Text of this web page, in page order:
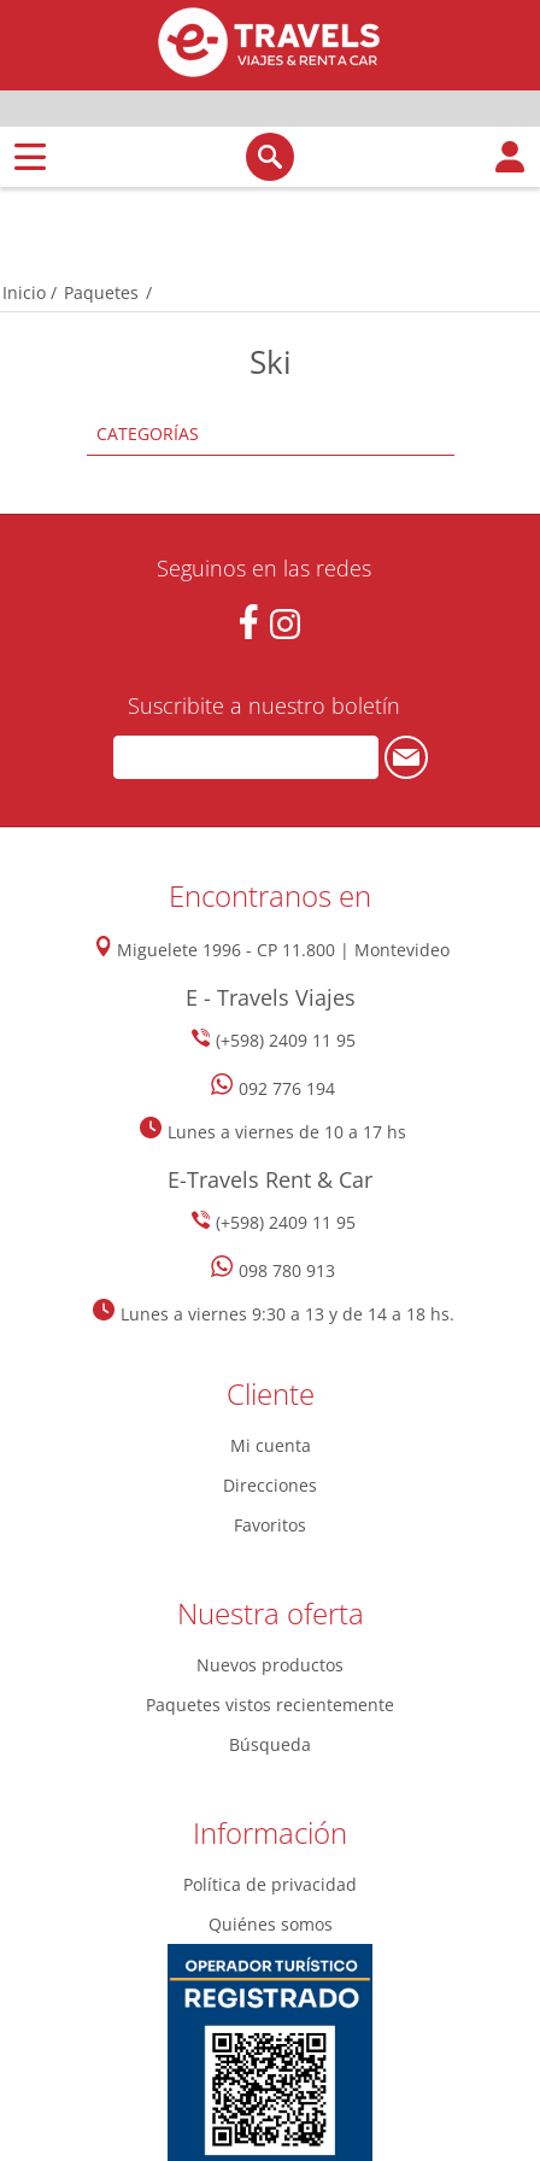
Inicio / Paquetes /
Ski
CATEGORÍAS
Seguinos en las redes
Suscribite a nuestro boletín
Encontranos en
Miguelete 1996 - CP 11.800 | Montevideo
E - Travels Viajes
(+598) 2409 11 95
092 776 194
Lunes a viernes de 10 a 17 hs
E-Travels Rent & Car
(+598) 2409 11 95
098 780 913
Lunes a viernes 9:30 a 13 y de 14 a 18 hs.
Cliente
Mi cuenta
Direcciones
Favoritos
Nuestra oferta
Nuevos productos
Paquetes vistos recientemente
Búsqueda
Información
Política de privacidad
Quiénes somos